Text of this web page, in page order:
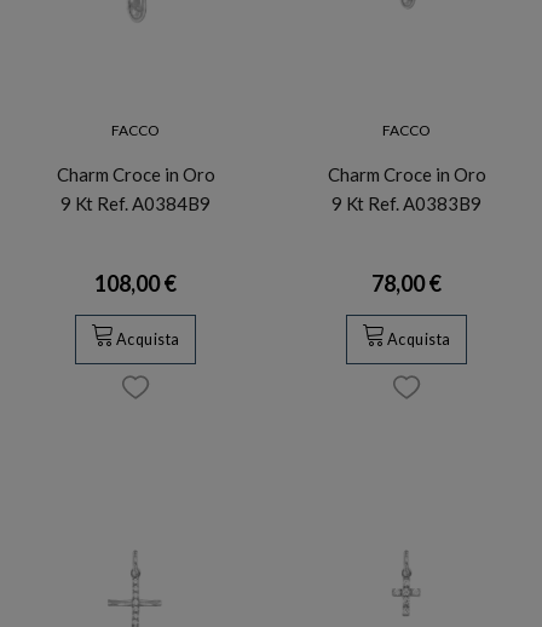
FACCO
Charm Croce in Oro
9 Kt Ref. A0384B9
108,00 €
Acquista
FACCO
Charm Croce in Oro
9 Kt Ref. A0383B9
78,00 €
Acquista